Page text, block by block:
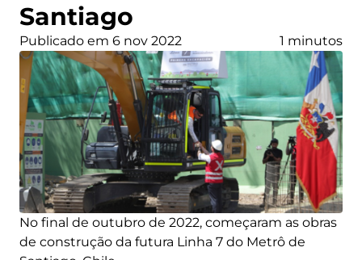
Santiago
Publicado em 6 nov 2022 1 minutos
No final de outubro de 2022, começaram as obras
de construção da futura Linha 7 do Metrô de